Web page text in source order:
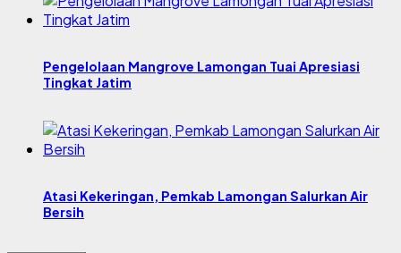
Pengelolaan Mangrove Lamongan Tuai Apresiasi
Tingkat Jatim
Atasi Kekeringan, Pemkab Lamongan Salurkan Air
Bersih